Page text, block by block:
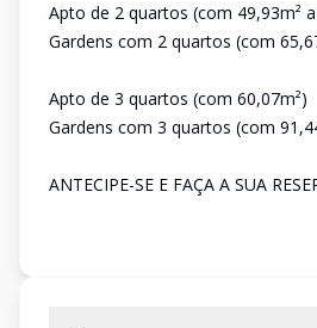
Apto de 2 quartos (com 49,93m²
Gardens com 2 quartos (com
Apto de 3 quartos (com 60,07m²)
Gardens com 3 quartos (com
ANTECIPE-SE E FAÇA A SUA